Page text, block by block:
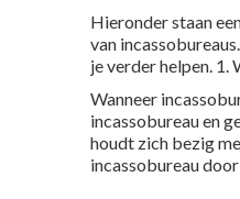
Hieronder staan
van
je verder helpen. 1.
Wanneer
incassobureau en
houdt zich bezig
incassobureau